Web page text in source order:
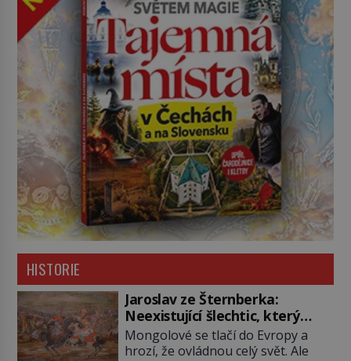
HISTORIE
Jaroslav ze Šternberka:
Neexistující šlechtic, který
z Moravy vyžene Mongoly
Mongolové se tlačí do Evropy a
hrozí, že ovládnou celý svět. Ale